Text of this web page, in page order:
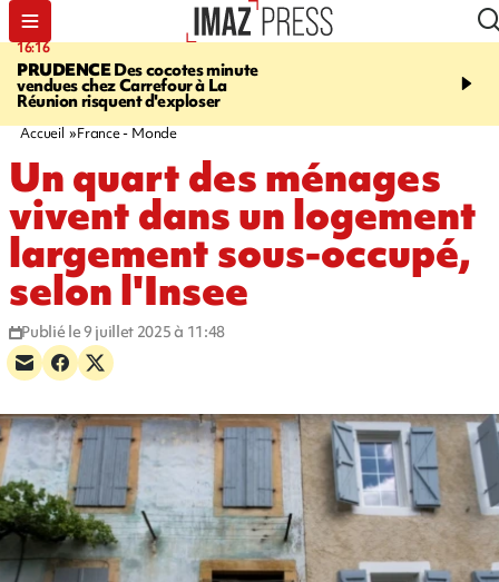
16:16
PRUDENCEDes cocotes minute
vendues chez Carrefour à La
Réunion risquent d'exploser
20:06
l'Asie, mort d'une
Accueil France - Monde
Un quart des ménages
vivent dans un logement
largement sous-occupé,
selon l'Insee
Publié le 9 juillet 2025 à 11:48